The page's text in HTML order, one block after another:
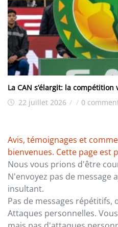
La CAN s’élargit: la
22 juillet 2026 / / 0
Avis, témoignages et
bienvenues. Cette page est
Nous vous prions d'être
N'envoyez pas de message
insultant.
Pas de messages répétitifs,
Attaques personnelles.